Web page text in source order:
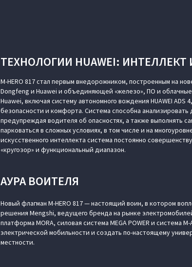
ТЕХНОЛОГИИ HUAWEI:
M‑HERO 817 стал первым внедорожником, построенным на
Dongfeng и Huawei и объединяющей «железо», ПО и
Huawei, включая систему автономного вождения HUAWEI
безопасности и комфорта. Система способна
предупреждая водителя об опасностях, а также выполнять
парковаться в сложных условиях, в том числе и на
искусственного интеллекта система постоянно
«кругозор» и функциональный диапазон.
АУРА ВОИТЕЛЯ
Новый флагман M‑HERO 817 — настоящий воин, в котором
решения Mengshi, ведущего бренда на рынке
платформа MORA, силовая система MEGA POWER и система
электрической мобильности и создать по-настоящему
местности.